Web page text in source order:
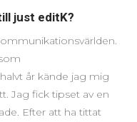
just editK?
år kände jag mig
Jag fick tipset av en
Efter att ha tittat